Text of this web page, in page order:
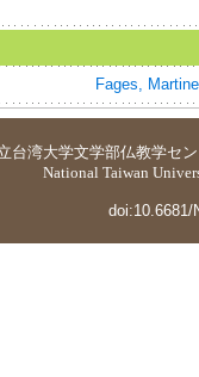
Fages, Martine
台湾大学文学部仏教学セ
National Taiwan
doi:10.6681/